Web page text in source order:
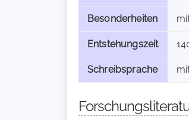
Besonderheiten
Entstehungszeit
Schreibsprache